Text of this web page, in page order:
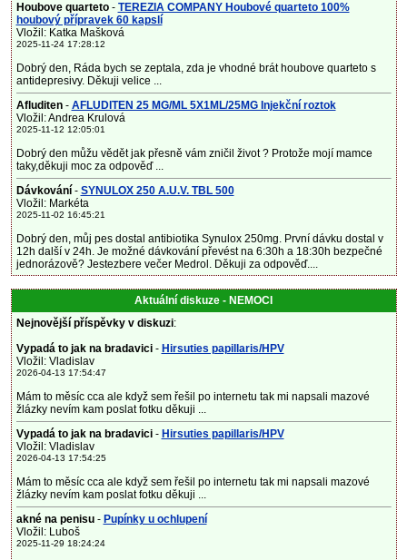
Houbove quarteto- TEREZIA COMPANY Houbové quarteto 100%
houbový přípravek 60 kapslí
Vložil: Katka Mašková
2025-11-24 17:28:12
Dobrý den, Ráda bych se zeptala, zda je vhodné brát houbove quarteto s
antidepresivy. Děkuji velice ...
Afluditen- AFLUDITEN 25 MG/ML 5X1ML/25MG Injekční roztok
Vložil: Andrea Krulová
2025-11-12 12:05:01
Dobrý den můžu vědět jak přesně vám zničil život ? Protože mojí mamce
taky,děkuji moc za odpověď ...
Dávkování - SYNULOX 250 A.U.V. TBL 500
Vložil: Markéta
2025-11-02 16:45:21
Dobrý den, můj pes dostal antibiotika Synulox 250mg. První dávku dostal v
12h další v 24h. Je možné dávkování převést na 6:30h a 18:30h bezpečné
jednorázově? Jestezbere večer Medrol. Děkuji za odpověď....
Aktuální diskuze - NEMOCI
Nejnovější příspěvky v diskuzi:
Vypadá to jak na bradavici - Hirsuties papillaris/HPV
Vložil: Vladislav
2026-04-13 17:54:47
Mám to měsíc cca ale když sem řešil po internetu tak mi napsali mazové
žlázky nevím kam poslat fotku děkuji ...
Vypadá to jak na bradavici - Hirsuties papillaris/HPV
Vložil: Vladislav
2026-04-13 17:54:25
Mám to měsíc cca ale když sem řešil po internetu tak mi napsali mazové
žlázky nevím kam poslat fotku děkuji ...
akné na penisu- Pupínky u ochlupení
Vložil: Luboš
2025-11-29 18:24:24